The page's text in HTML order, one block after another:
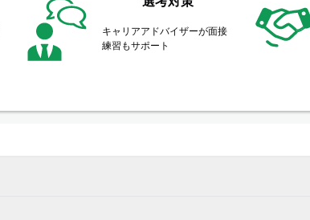
キャリアアドバイザーが面接
練習もサポート